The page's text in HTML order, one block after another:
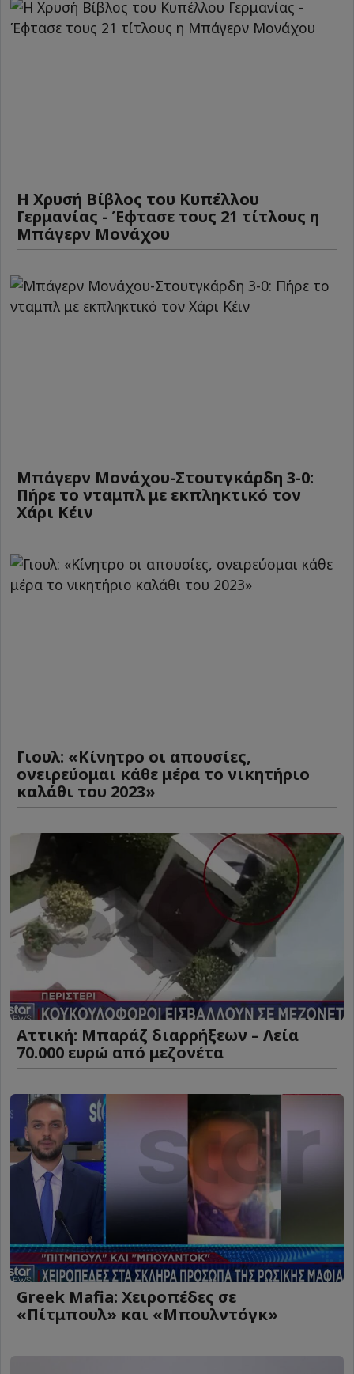
Η Χρυσή Βίβλος του Κυπέλλου
Γερμανίας - Έφτασε τους 21 τίτλους η
Μπάγερν Μονάχου
Μπάγερν Μονάχου-Στουτγκάρδη 3-0:
Πήρε το νταμπλ με εκπληκτικό τον
Χάρι Κέιν
Γιουλ: «Κίνητρο οι απουσίες,
ονειρεύομαι κάθε μέρα το νικητήριο
καλάθι του 2023»
Αττική: Μπαράζ διαρρήξεων – Λεία
70.000 ευρώ από μεζονέτα
Greek Mafia: Χειροπέδες σε
«Πίτμπουλ» και «Μπουλντόγκ»